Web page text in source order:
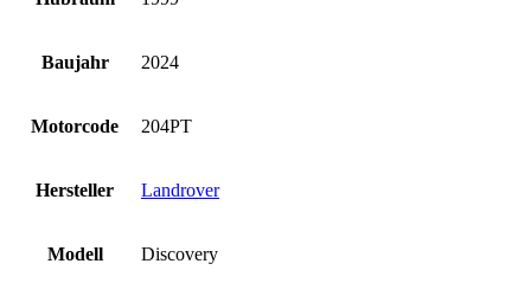
Baujahr 2024
Motorcode 204PT
Hersteller Landrover
Modell Discovery